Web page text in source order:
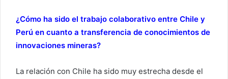
¿Cómo ha sido el trabajo colaborativo entre Chile y
Perú en cuanto a transferencia de conocimientos de
innovaciones mineras?
La relación con Chile ha sido muy estrecha desde el